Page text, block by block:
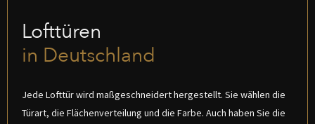
Lofttüren
in Deutschland
Jede Lofttür wird maßgeschneidert hergestellt. Sie wählen die
Türart, die Flächenverteilung und die Farbe. Auch haben Sie die